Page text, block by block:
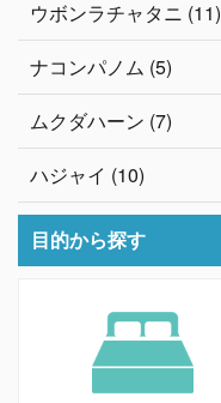
ウボンラチャタニ (11)
ナコンパノム (5)
ムクダハーン (7)
ハジャイ (10)
目的から探す